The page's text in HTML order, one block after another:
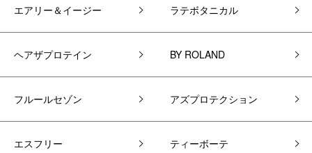
エアリー＆イージー ラテボタニカル
ヘアザプロテイン BY ROLAND
フルールセゾン アズプロテクション
エスフリー ティーボーテ